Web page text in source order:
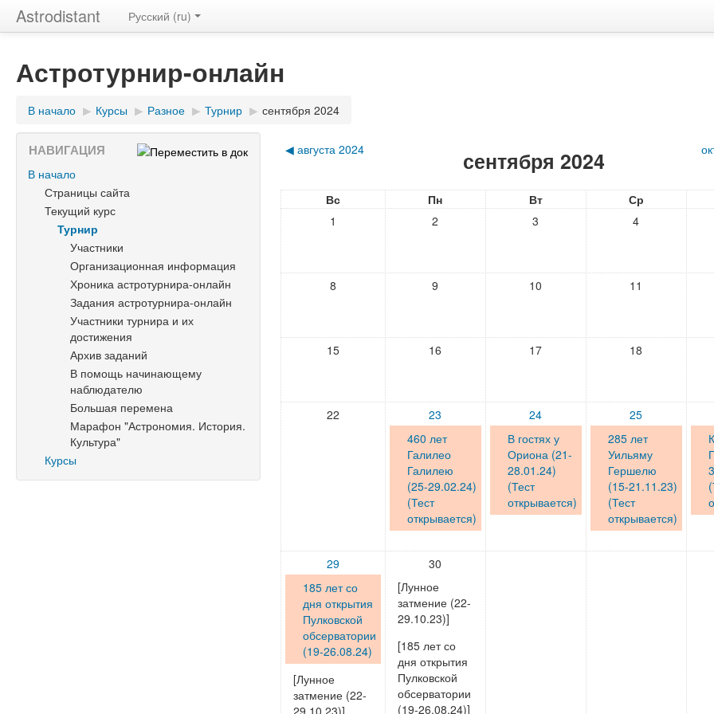
Astrodistant Русский (ru)
Астротурнир-онлайн
В начало ▶ Курсы ▶ Разное ▶ Турнир ▶ сентября 2024
◀ августа 2024 сентября 2024
Вс Пн Вт Ср
1
2 3 4
8 9 10 11
15 16 17 18
22
23
460 лет
Галилео
Галилею
(25-29.02.24)
(Тест
открывается)
24
В гостях у
Ориона (21-
28.01.24)
(Тест
открывается)
25
285 лет
Уильяму
Гершелю
(15-21.11.23)
(Тест
открывается)
29
185 лет со
дня открытия
Пулковской
обсерватории
(19-26.08.24)
[Лунное
затмение (22-
29.10.23)]
30
[Лунное
затмение (22-
29.10.23)]
[185 лет со
дня открытия
Пулковской
обсерватории
(19-26.08.24)]
НАВИГАЦИЯ
В начало
Страницы сайта
Текущий курс
Турнир
Участники
Организационная информация
Хроника астротурнира-онлайн
Задания астротурнира-онлайн
Участники турнира и их
достижения
Архив заданий
В помощь начинающему
наблюдателю
Большая перемена
Марафон "Астрономия. История.
Культура"
Курсы